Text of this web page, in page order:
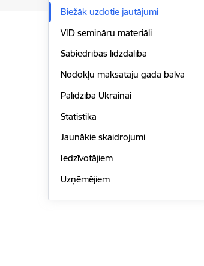
Biežāk uzdotie jautājumi
VID semināru materiāli
Sabiedrības līdzdalība
Nodokļu maksātāju gada balva
Palīdzība Ukrainai
Statistika
Jaunākie skaidrojumi
Iedzīvotājiem
Uzņēmējiem